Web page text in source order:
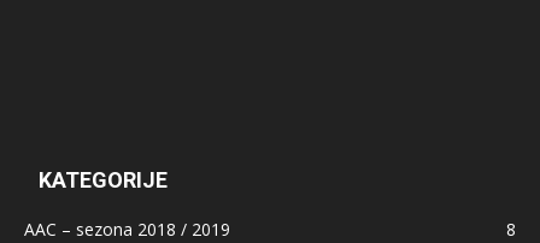
KATEGORIJE
AAC – sezona 2018 / 2019
8